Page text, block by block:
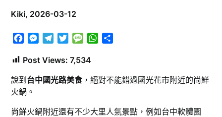
Kiki, 2026-03-12
Facebook
Messenger
TelegramTwitterMessageWhatsApp
Post Views: 7,534
說到台中國光路美食，絕對不能錯過國光花市附近的尚鮮
火鍋。
尚鮮火鍋附近還有不少大里人氣景點，例如台中軟體園